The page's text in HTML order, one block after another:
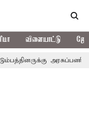
விளையாட்டு
அரசுப்பணி